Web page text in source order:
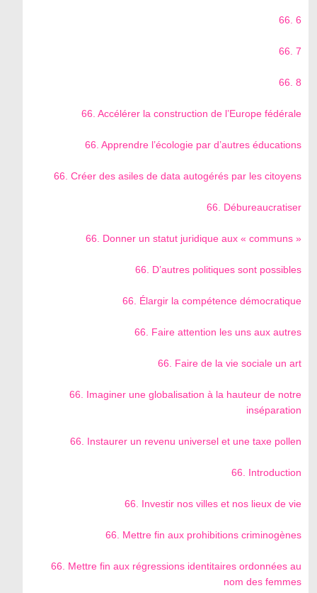
66. 6
66. 7
66. 8
66. Accélérer la construction de l’Europe fédérale
66. Apprendre l’écologie par d’autres éducations
66. Créer des asiles de data autogérés par les citoyens
66. Débureaucratiser
66. Donner un statut juridique aux « communs »
66. D’autres politiques sont possibles
66. Élargir la compétence démocratique
66. Faire attention les uns aux autres
66. Faire de la vie sociale un art
66. Imaginer une globalisation à la hauteur de notre
inséparation
66. Instaurer un revenu universel et une taxe pollen
66. Introduction
66. Investir nos villes et nos lieux de vie
66. Mettre fin aux prohibitions criminogènes
66. Mettre fin aux régressions identitaires ordonnées au
nom des femmes